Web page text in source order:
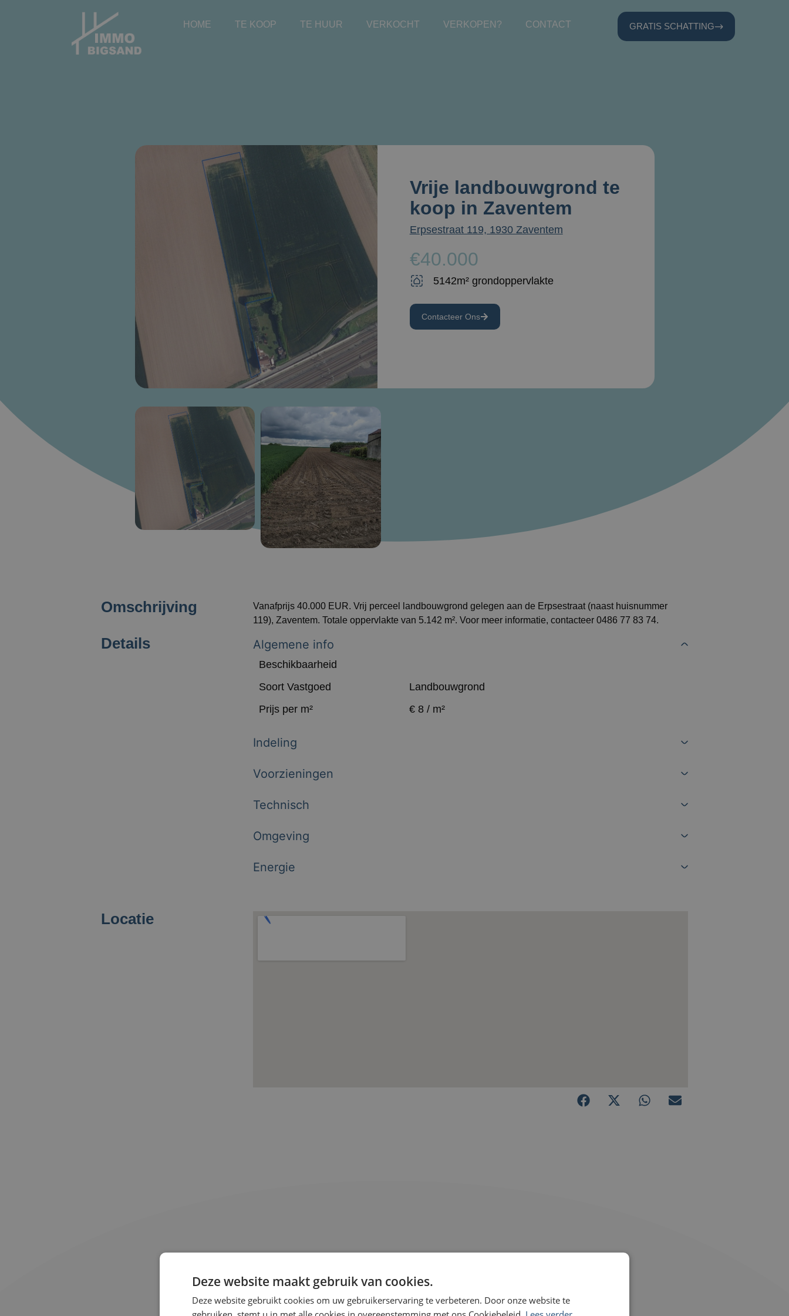
HOME TE KOOP TE HUUR VERKOCHT VERKOPEN? CONTACT GRATIS SCHATTING
Vrije landbouwgrond te
koop in Zaventem
Erpsestraat 119, 1930 Zaventem
€40.000
5142m² grondoppervlakte
Contacteer Ons
Omschrijving
Vanafprijs 40.000 EUR. Vrij perceel landbouwgrond gelegen aan de Erpsestraat (naast huisnummer
119), Zaventem. Totale oppervlakte van 5.142 m². Voor meer informatie, contacteer 0486 77 83 74.
Details Algemene info
Beschikbaarheid
Soort Vastgoed
Landbouwgrond
Prijs per m²
€ 8 / m²
Indeling
Voorzieningen
Technisch
Omgeving
Energie
Locatie
Veelgestelde
Deze website maakt gebruik van cookies.
Deze website gebruikt cookies om uw gebruikerservaring te verbeteren. Door onze website te